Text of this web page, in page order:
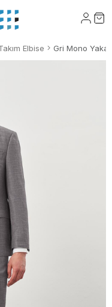
Elbise